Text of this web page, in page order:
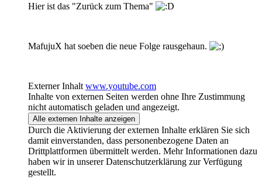
Hier ist das "Zurück zum Thema"
MafujuX hat soeben die neue Folge rausgehaun.
Externer Inhalt www.youtube.com
Inhalte von externen Seiten werden ohne Ihre Zustimmung
nicht automatisch geladen und angezeigt.
Alle externen Inhalte anzeigen
Durch die Aktivierung der externen Inhalte erklären Sie sich
damit einverstanden, dass personenbezogene Daten an
Drittplattformen übermittelt werden. Mehr Informationen dazu
haben wir in unserer Datenschutzerklärung zur Verfügung
gestellt.